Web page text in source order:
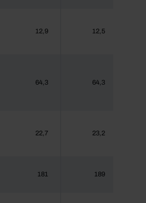
12,9 12,5
64,3 64,3
22,7 23,2
181 189